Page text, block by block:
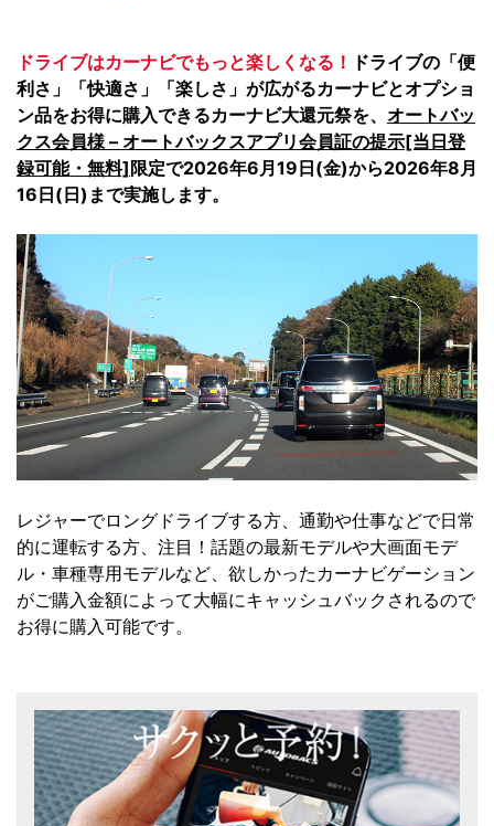
ドライブはカーナビでもっと楽しくなる！ ドライブの「便
利さ」「快適さ」「楽しさ」が広がるカーナビとオプショ
ン品をお得に購入できるカーナビ大還元祭を、 オートバッ
クス会員様 – オートバックスアプリ会員証の提示[当日登
録可能・無料]限定で2026年6月19日(金)から2026年8月
16日(日)まで実施します。
レジャーでロングドライブする方、通勤や仕事などで日常
的に運転する方、注目！話題の最新モデルや大画面モデ
ル・車種専用モデルなど、欲しかったカーナビゲーション
がご購入金額によって大幅にキャッシュバックされるので
お得に購入可能です。